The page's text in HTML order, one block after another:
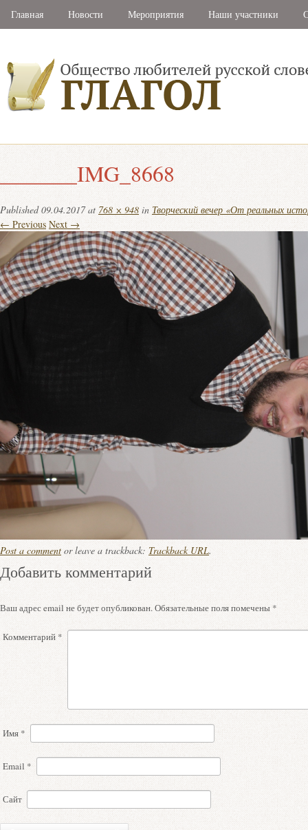
Главная Новости Мероприятия Наши участники
_______IMG_8668
Published09.04.2017at 768 × 948 in Творческий вечер «От реальных
← Previous Next →
Post a comment or leave a trackback: Trackback URL.
Добавить комментарий
Ваш адрес email не будет опубликован.Обязательные поля помечены *
Комментарий *
Имя *
Email *
Сайт